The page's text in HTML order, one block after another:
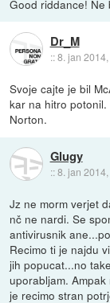
Good riddance! Ne
Dr_M
::8. jan
Svoje cajte je bil
kar na hitro
Norton.
Glugy
::8. jan
Jz ne morm verjet
nč ne nardi. Se
antivirusnik
Recimo ti je najdu
jih popucat...no
uporabljam.
je recimo stran